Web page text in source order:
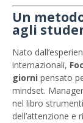
Un
agli
Nato
internazionali,
giorni pensato
mindset.
nel libro
dell’attenzione e